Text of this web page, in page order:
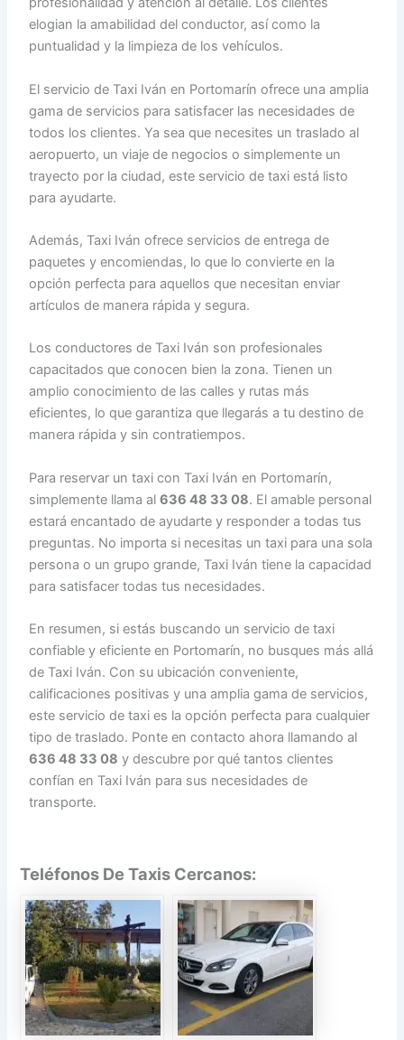
elogian la amabilidad del conductor, así como la
puntualidad y la limpieza de los vehículos.
El servicio de Taxi Iván en Portomarín ofrece una amplia
gama de servicios para satisfacer las necesidades de
todos los clientes. Ya sea que necesites un traslado al
aeropuerto, un viaje de negocios o simplemente un
trayecto por la ciudad, este servicio de taxi está listo
para ayudarte.
Además, Taxi Iván ofrece servicios de entrega de
paquetes y encomiendas, lo que lo convierte en la
opción perfecta para aquellos que necesitan enviar
artículos de manera rápida y segura.
Los conductores de Taxi Iván son profesionales
capacitados que conocen bien la zona. Tienen un
amplio conocimiento de las calles y rutas más
eficientes, lo que garantiza que llegarás a tu destino de
manera rápida y sin contratiempos.
Para reservar un taxi con Taxi Iván en Portomarín,
simplemente llama al636 48 33 08. El amable personal
estará encantado de ayudarte y responder a todas tus
preguntas. No importa si necesitas un taxi para una sola
persona o un grupo grande, Taxi Iván tiene la capacidad
para satisfacer todas tus necesidades.
En resumen, si estás buscando un servicio de taxi
confiable y eficiente en Portomarín, no busques más allá
de Taxi Iván. Con su ubicación conveniente,
calificaciones positivas y una amplia gama de servicios,
este servicio de taxi es la opción perfecta para cualquier
tipo de traslado. Ponte en contacto ahora llamando al
636 48 33 08 y descubre por qué tantos clientes
confían en Taxi Iván para sus necesidades de
transporte.
Teléfonos De Taxis Cercanos: